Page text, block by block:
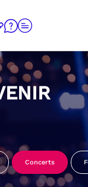
Concerts